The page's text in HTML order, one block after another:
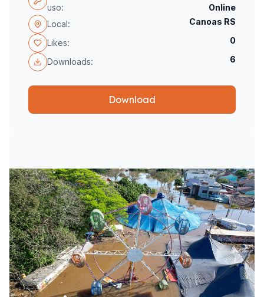
uso:
Online
Local:
Canoas RS
Likes: 0
Downloads: 6
Download